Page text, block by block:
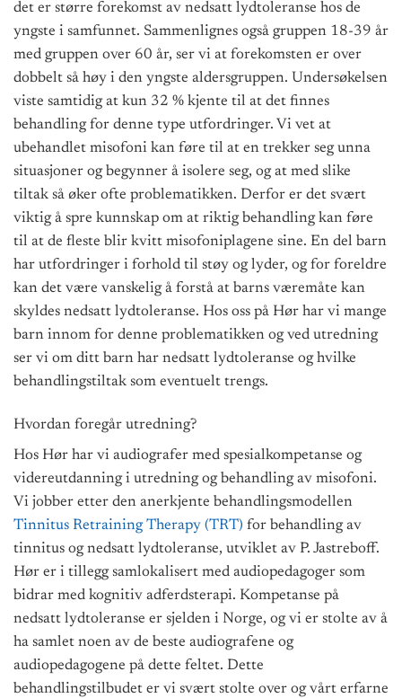
det er større forekomst av nedsatt lydtoleranse hos de
yngste i samfunnet. Sammenlignes også gruppen 18-39 år
med gruppen over 60 år, ser vi at forekomsten er over
dobbelt så høy i den yngste aldersgruppen. Undersøkelsen
viste samtidig at kun 32 % kjente til at det finnes
behandling for denne type utfordringer. Vi vet at
ubehandlet misofoni kan føre til at en trekker seg unna
situasjoner og begynner å isolere seg, og at med slike
tiltak så øker ofte problematikken. Derfor er det svært
viktig å spre kunnskap om at riktig behandling kan føre
til at de fleste blir kvitt misofoniplagene sine. En del barn
har utfordringer i forhold til støy og lyder, og for foreldre
kan det være vanskelig å forstå at barns væremåte kan
skyldes nedsatt lydtoleranse. Hos oss på Hør har vi mange
barn innom for denne problematikken og ved utredning
ser vi om ditt barn har nedsatt lydtoleranse og hvilke
behandlingstiltak som eventuelt trengs.
Hvordan foregår utredning?
Hos Hør har vi audiografer med spesialkompetanse og
videreutdanning i utredning og behandling av misofoni.
Vi jobber etter den anerkjente behandlingsmodellen
Tinnitus Retraining Therapy (TRT) for behandling av
tinnitus og nedsatt lydtoleranse, utviklet av P. Jastreboff.
Hør er i tillegg samlokalisert med audiopedagoger som
bidrar med kognitiv adferdsterapi. Kompetanse på
nedsatt lydtoleranse er sjelden i Norge, og vi er stolte av å
ha samlet noen av de beste audiografene og
audiopedagogene på dette feltet. Dette
behandlingstilbudet er vi svært stolte over og vårt erfarne